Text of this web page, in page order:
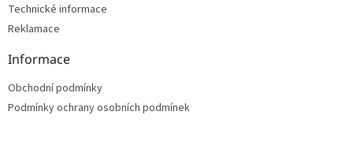
Technické informace
Reklamace
Informace
Obchodní podmínky
Podmínky ochrany osobních podmínek